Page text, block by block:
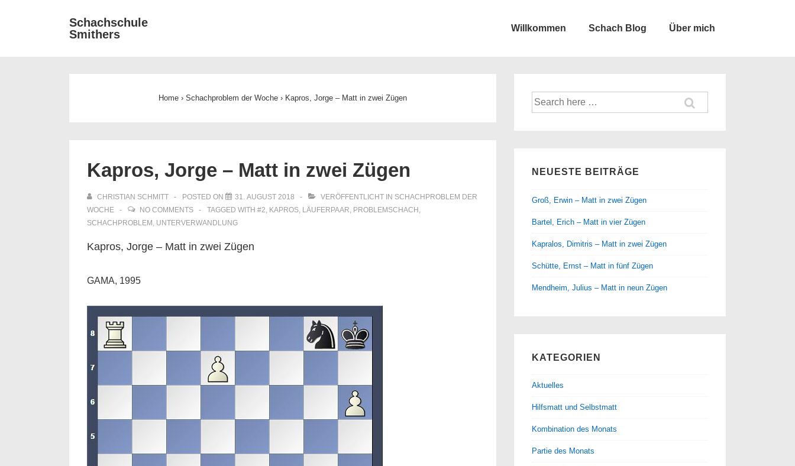
Schachschule
Smithers
Willkommen Schach Blog Über mich
Home › Schachproblem der Woche › Kapros, Jorge – Matt in zwei Zügen
Kapros, Jorge – Matt in zwei Zügen
CHRISTIAN SCHMITT POSTED ON 31. AUGUST 2018 VERÖFFENTLICHT IN SCHACHPROBLEM DER
WOCHE
NO COMMENTS TAGGED WITH #2, KAPROS, LÄUFERPAAR, PROBLEMSCHACH ,
SCHACHPROBLEM , UNTERVERWANDLUNG
Kapros, Jorge – Matt in zwei Zügen
GAMA, 1995
Suche
nach:
NEUESTE BEITRÄGE
Groß, Erwin – Matt in zwei Zügen
Bartel, Erich – Matt in vier Zügen
Kapralos, Dimitris – Matt in zwei Zügen
Schütte, Ernst – Matt in fünf Zügen
Mendheim, Julius – Matt in neun Zügen
KATEGORIEN
Aktuelles
Hilfsmatt und Selbstmatt
Kombination des Monats
Partie des Monats